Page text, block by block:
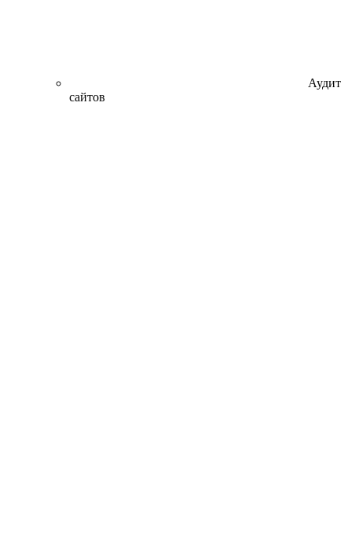
Аудит
сайтов